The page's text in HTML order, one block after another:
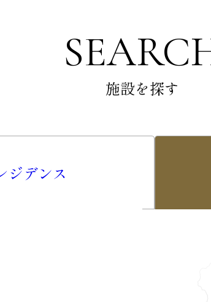
施設を探す
ジデンス